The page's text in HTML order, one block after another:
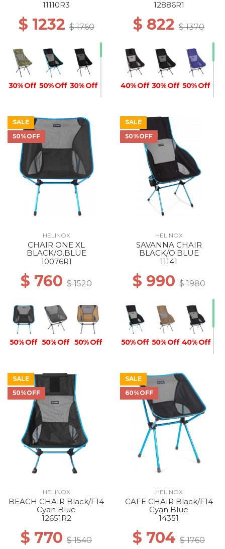
11110R3
$ 1232$ 1760
30% Off 50% Off 30% Off
30% Off 30% Off 40% Off
40% Off 50% Off 50% Off
50% Off
12886R1
$ 822 $ 1370
40% Off 30% Off 50% Off
40% Off 50% Off
50% Off
SALE
50%OFF
HELINOX
CHAIR ONE XL
BLACK/O.BLUE
10076R1
$ 760 $ 1520
50% Off 50% Off 50% Off
SALE
50%OFF
HELINOX
SAVANNA CHAIR
BLACK/O.BLUE
11141
$ 990$ 1980
50% Off 50% Off 40% Off
40% Off
SALE
50%OFF
HELINOX
BEACH CHAIR Black/F14
Cyan Blue
12651R2
$ 770 $ 1540
SALE
60%OFF
HELINOX
CAFE CHAIR Black/F14
Cyan Blue
14351
$ 704 $ 1760